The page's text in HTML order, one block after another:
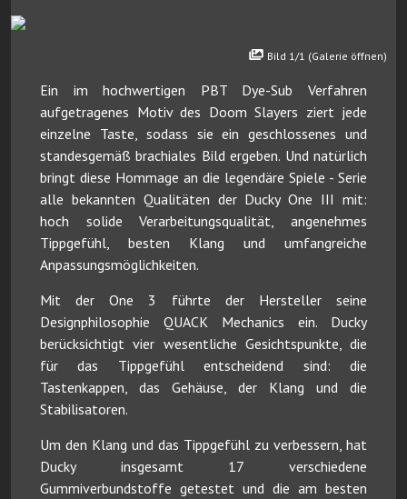
Bild 1/1 (Galerie öffnen)
Ein im hochwertigen PBT Dye-Sub Verfahren
aufgetragenes Motiv des Doom Slayers ziert jede
einzelne Taste, sodass sie ein geschlossenes und
standesgemäß brachiales Bild ergeben. Und natürlich
bringt diese Hommage an die legendäre Spiele - Serie
alle bekannten Qualitäten der Ducky One III mit:
hoch solide Verarbeitungsqualität, angenehmes
Tippgefühl, besten Klang und umfangreiche
Anpassungsmöglichkeiten.
Mit der One 3 führte der Hersteller seine
Designphilosophie QUACK Mechanics ein. Ducky
berücksichtigt vier wesentliche Gesichtspunkte, die
für das Tippgefühl entscheidend sind: die
Tastenkappen, das Gehäuse, der Klang und die
Stabilisatoren.
Um den Klang und das Tippgefühl zu verbessern, hat
Ducky insgesamt 17 verschiedene
Gummiverbundstoffe getestet und die am besten